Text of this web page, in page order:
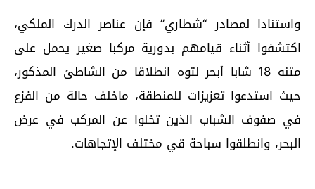
واستنادا لمصادر “شطاري” فإن عناصر الدرك الملكي،
اكتشفوا أثناء قيامهم بدورية مركبا صغير يحمل على
متنه 18 شابا أبحر لتوه انطلاقا من الشاطئ المذكور،
حيث استدعوا تعزيزات للمنطقة، ماخلف حالة من الفزع
في صفوف الشباب الذين تخلوا عن المركب في عرض
البحر، وانطلقوا سباحة قي مختلف الإتجاهات.